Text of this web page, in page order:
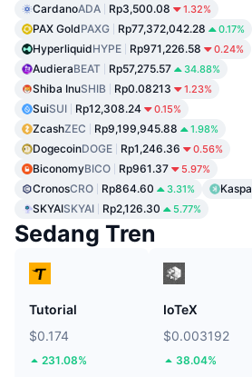
CardanoADA Rp3,500.08 1.32%
PAX GoldPAXG Rp77,372,042.28 0.17%
HyperliquidHYPE Rp971,226.58 0.24%
AudieraBEAT Rp57,275.57 34.88%
Shiba InuSHIB Rp0.08213 1.23%
SuiSUI Rp12,308.24 0.15%
ZcashZEC Rp9,199,945.88 1.98%
DogecoinDOGE Rp1,246.36 0.56%
BiconomyBICO Rp961.37 5.97%
CronosCRO Rp864.60 3.31% Kaspa
SKYAISKYAI Rp2,126.30 5.77%
Sedang Tren
Tutorial
$0.174
231.08%
IoTeX
$0.003192
38.04%